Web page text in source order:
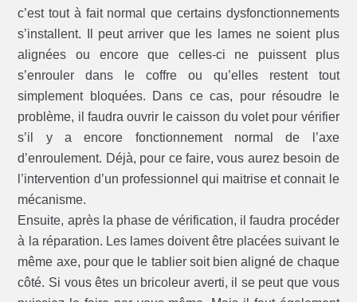
c’est tout à fait normal que certains dysfonctionnements
s’installent. Il peut arriver que les lames ne soient plus
alignées ou encore que celles-ci ne puissent plus
s’enrouler dans le coffre ou qu’elles restent tout
simplement bloquées. Dans ce cas, pour résoudre le
problème, il faudra ouvrir le caisson du volet pour vérifier
s’il y a encore fonctionnement normal de l’axe
d’enroulement. Déjà, pour ce faire, vous aurez besoin de
l’intervention d’un professionnel qui maitrise et connait le
mécanisme.
Ensuite, après la phase de vérification, il faudra procéder
à la réparation. Les lames doivent être placées suivant le
même axe, pour que le tablier soit bien aligné de chaque
côté. Si vous êtes un bricoleur averti, il se peut que vous